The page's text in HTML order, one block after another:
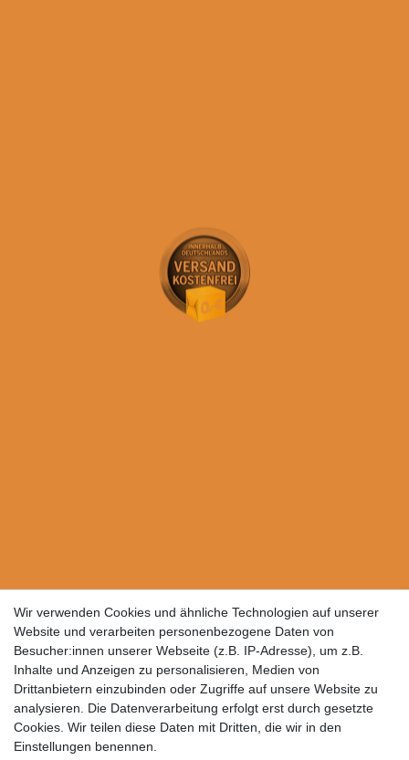
Wir verwenden Cookies und ähnliche Technologien auf unserer
Website und verarbeiten personenbezogene Daten von
Besucher:innen unserer Webseite (z.B. IP-Adresse), um z.B.
Inhalte und Anzeigen zu personalisieren, Medien von
Drittanbietern einzubinden oder Zugriffe auf unsere Website zu
analysieren. Die Datenverarbeitung erfolgt erst durch gesetzte
Cookies. Wir teilen diese Daten mit Dritten, die wir in den
Einstellungen benennen.